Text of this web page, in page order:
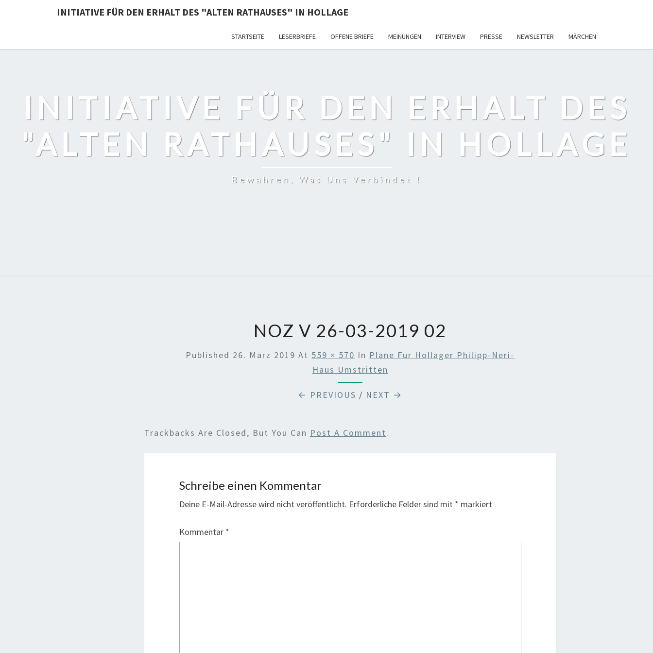
INITIATIVE FÜR DEN ERHALT DES "ALTEN RATHAUSES" IN HOLLAGE
STARTSEITE LESERBRIEFE OFFENE BRIEFE MEINUNGEN INTERVIEW PRESSE NEWSLETTER MÄRCHEN
INITIATIVE FÜR DEN ERHALT DES
"ALTEN RATHAUSES" IN HOLLAGE
Bewahren, Was Uns Verbindet !
NOZ V 26-03-2019 02
Published 26. März 2019 At 559 × 570 In Pläne Für Hollager Philipp-Neri-
Haus Umstritten
← PREVIOUS / NEXT →
Trackbacks Are Closed, But You Can Post A Comment.
Schreibe einen Kommentar
Deine E-Mail-Adresse wird nicht veröffentlicht. Erforderliche Felder sind mit * markiert
Kommentar *